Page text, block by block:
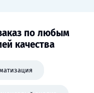
по любым
качества